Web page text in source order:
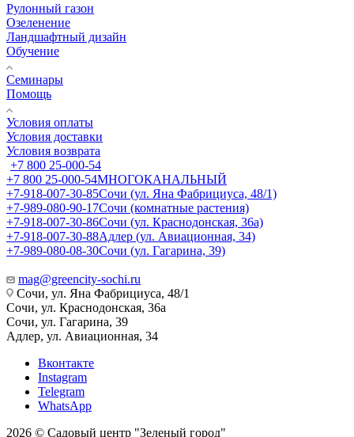
Рулонный газон
Озеленение
Ландшафтный дизайн
Обучение
Семинары
Помощь
Условия оплаты
Условия доставки
Условия возврата
+7 800 25-000-54
+7 800 25-000-54МНОГОКАНАЛЬНЫЙ
+7-918-007-30-85Сочи (ул. Яна Фабрициуса, 48/1)
+7-989-080-90-17Сочи (комнатные растения)
+7-918-007-30-86Сочи (ул. Краснодонская, 36а)
+7-918-007-30-88Адлер (ул. Авиационная, 34)
+7-989-080-08-30Сочи (ул. Гагарина, 39)
mag@greencity-sochi.ru
Сочи, ул. Яна Фабрициуса, 48/1
Сочи, ул. Краснодонская, 36а
Сочи, ул. Гагарина, 39
Адлер, ул. Авиационная, 34
Вконтакте
Instagram
Telegram
WhatsApp
2026 © Садовый центр "Зеленый город"